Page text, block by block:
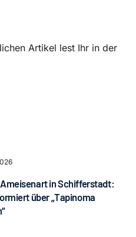
Artikel lest Ihr in der
in Schifferstadt:
über „Tapinoma